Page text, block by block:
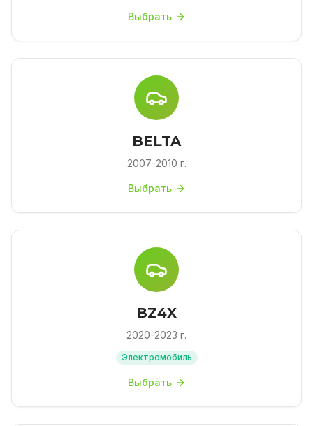
Выбрать
BELTA
2007-2010 г.
Выбрать
BZ4X
2020-2023 г.
Электромобиль
Выбрать